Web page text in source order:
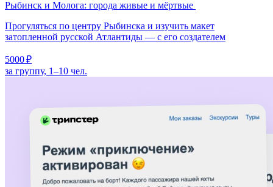
Рыбинск и Молога: города живые и мёртвые
Прогуляться по центру Рыбинска и изучить макет
затопленной русской Атлантиды — с его создателем
5000 ₽
за группу, 1–10 чел.